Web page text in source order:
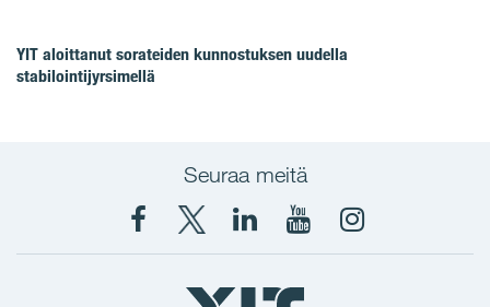
YIT aloittanut sorateiden kunnostuksen uudella
stabilointijyrsimellä
Seuraa meitä
Facebook
X
YIT
YIT
Corporation
YIT
Corporation
Instagram